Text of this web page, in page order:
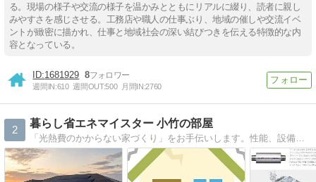
る。現場の様子や交流の様子を温かみとともにリアルに綴り、読者に親し
みやすさを感じさせる。工務店や職人の仕事ぶり、地域の催しや交流イベ
ントが緻密に描かれ、仕事と地域社会の深い結びつきを伝える特徴的な内
容となっている。
1681929 8
週間IN:610 週間OUT:500 月間IN:2760
2
暮らし省エネマイスター 小竹の部屋
「光熱費のかからない家づくり」をお手伝いします。性能、設備だけではなく、暮らし方までご提案。あなただけのこだわりのオーダーメイド住宅をプロデュースします。